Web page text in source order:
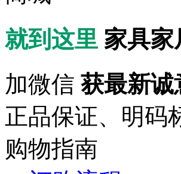
就到这里 家具家
加微信 获最新诚
正品保证、明码
购物指南